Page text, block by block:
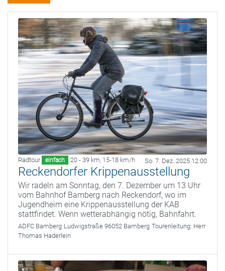
Radtour einfach 20 - 39 km, 15-18 km/h So. 7. Dez. 2025 12:00
Reckendorfer Krippenausstellung
Wir radeln am Sonntag, den 7. Dezember um 13 Uhr
vom Bahnhof Bamberg nach Reckendorf, wo im
Jugendheim eine Krippenausstellung der KAB
stattfindet. Wenn wetterabhängig nötig, Bahnfahrt.
ADFC Bamberg Ludwigstraße 96052 Bamberg Tourenleitung: Herr
Thomas Haderlein